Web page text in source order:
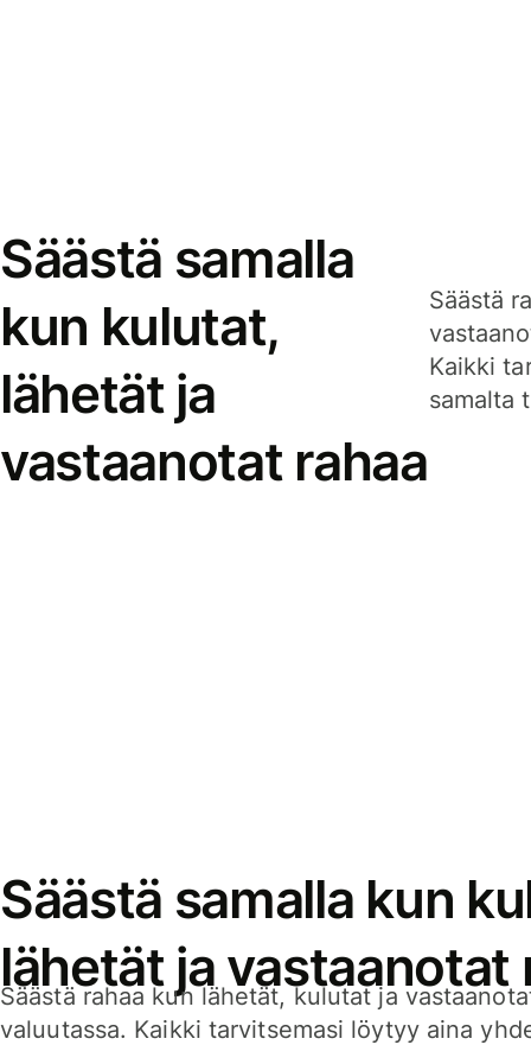
Säästä samalla
kun kulutat,
lähetät ja
vastaanotat rahaa
Säästä
Kaikki
samalta
Säästä samalla kun
lähetät ja vastaanotat
Säästä rahaa kun lähetät, kulutat ja
valuutassa. Kaikki tarvitsemasi löytyy aina